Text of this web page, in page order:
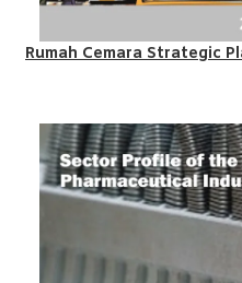
Rumah Cemara Strategic